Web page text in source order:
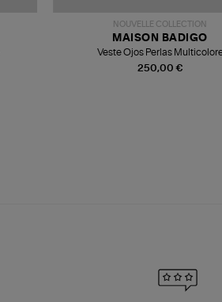
NOUVELLE COLLECTION
250,00 €
MAISON BADIGO
Veste Ojos Perlas